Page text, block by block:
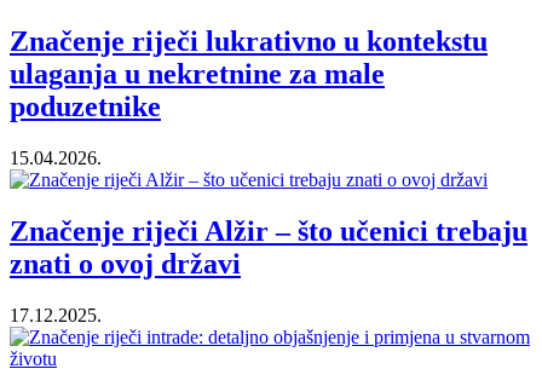
Značenje riječi lukrativno u kontekstu
ulaganja u nekretnine za male
poduzetnike
15.04.2026.
Značenje riječi Alžir – što učenici trebaju
znati o ovoj državi
17.12.2025.